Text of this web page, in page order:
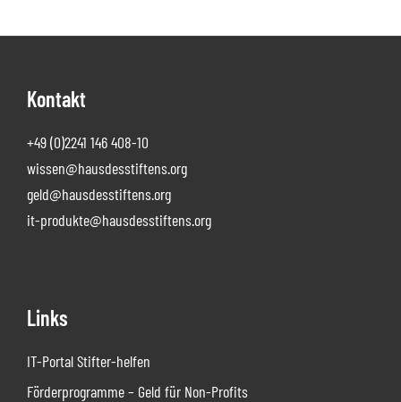
Kontakt
+49 (0)2241 146 408-10
wissen@hausdesstiftens.org
geld@hausdesstiftens.org
it-produkte@hausdesstiftens.org
Links
IT-Portal Stifter-helfen
Förderprogramme – Geld für Non-Profits